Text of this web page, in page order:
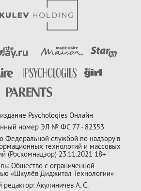
Psychologies Онлайн
номер ЭЛ № ФС 77 - 82353
Федеральной службой по надзору в
технологий и массовых
(Роскомнадзор) 23.11.2021 18+
Общество с ограниченной
«Шкулёв Диджитал Технологии»
редактор: Акулиничев А. С.